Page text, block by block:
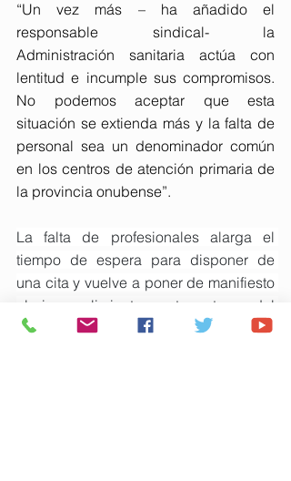
“Un vez más – ha añadido el
responsable sindical- la
Administración sanitaria actúa con
lentitud e incumple sus compromisos.
No podemos aceptar que esta
situación se extienda más y la falta de
personal sea un denominador común
en los centros de atención primaria de
la provincia onubense”.
La falta de profesionales alarga el
tiempo de espera para disponer de
una cita y vuelve a poner de manifiesto
el incumplimiento, entre otros, del
Pacto por la Mejora de la Atención